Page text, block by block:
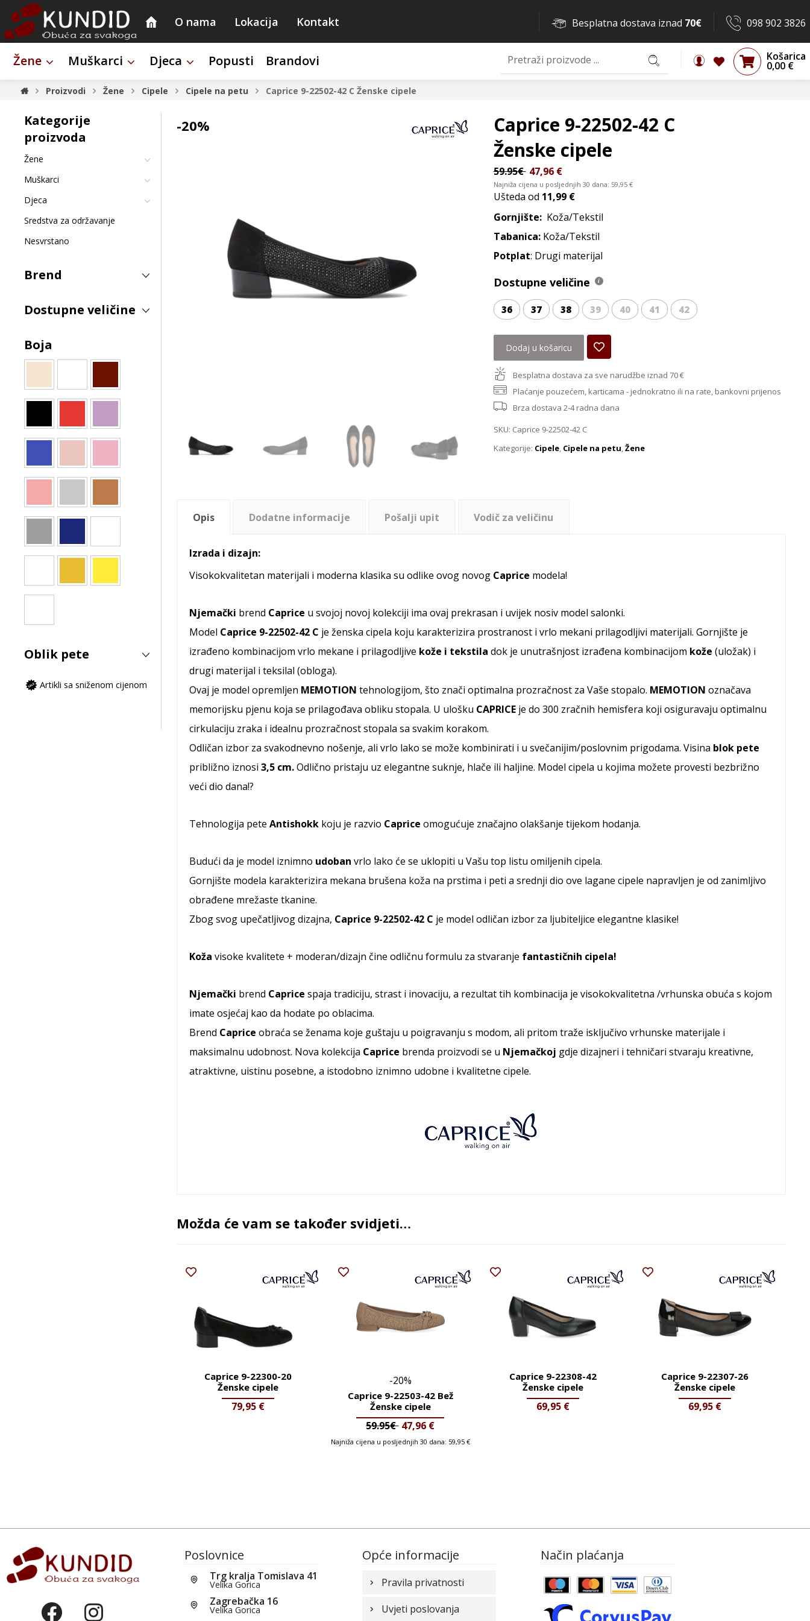
O nama Lokacija Kontakt 098 902 3826
Besplatna dostava iznad 70€
Žene Muškarci Djeca Popusti Brandovi Košarica
0,00 €
Proizvodi Žene Cipele Cipele na petu Caprice 9-22502-42 C Ženske cipele
-20%
Caprice 9-22502-42 C
Ženske cipele
59.95€ 47,96 €
Najniža cijena u posljednjih 30 dana: 59,95 €
Ušteda od 11,99 €
Gornjište:Koža/Tekstil
Tabanica:Koža/Tekstil
Potplat: Drugi materijal
Dostupne veličine
36 37 38 39 40 41 42
Dodaj u košaricu
Besplatna dostava za sve narudžbe iznad 70 €
Plaćanje pouzećem, karticama - jednokratno ili na rate, bankovni prijenos
Brza dostava 2-4 radna dana
SKU: Caprice 9-22502-42 C
Kategorije: Cipele, Cipele na petu,Žene
Opis Dodatne informacije Pošalji upit Vodič za veličinu
Izrada i dizajn:
Visokokvalitetan materijali i moderna klasika su odlike ovog novog Caprice modela!
Njemački brend Caprice u svojoj novoj kolekciji ima ovaj prekrasan i uvijek nosiv model salonki.
Model Caprice 9-22502-42 C je ženska cipela koju karakterizira prostranost i vrlo mekani prilagodljivi materijali. Gornjište je
izrađeno kombinacijom vrlo mekane i prilagodljive kože i tekstila dok je unutrašnjost izrađena kombinacijom kože (uložak) i
drugi materijal i teksilal (obloga).
Ovaj je model opremljen MEMOTION tehnologijom, što znači optimalna prozračnost za Vaše stopalo. MEMOTION označava
memorijsku pjenu koja se prilagođava obliku stopala. U ulošku CAPRICEje do 300 zračnih hemisfera koji osiguravaju optimalnu
cirkulaciju zraka i idealnu prozračnost stopala sa svakim korakom.
Odličan izbor za svakodnevno nošenje, ali vrlo lako se može kombinirati i u svečanijim/poslovnim prigodama. Visina blok pete
približno iznosi 3,5 cm.Odlično pristaju uz elegantne suknje, hlače ili haljine. Model cipela u kojima možete provesti bezbrižno
veći dio dana!?
Tehnologija pete Antishokkkoju je razvio Caprice omogućuje značajno olakšanje tijekom hodanja.
Budući da je model iznimno udoban vrlo lako će se uklopiti u Vašu top listu omiljenih cipela.
Gornjište modela karakterizira mekana brušena koža na prstima i peti a srednji dio ove lagane cipele napravljen je od zanimljivo
obrađene mrežaste tkanine.
Zbog svog upečatljivog dizajna, Caprice 9-22502-42 C je model odličan izbor za ljubiteljice elegantne klasike!
Koža visoke kvalitete + moderan/dizajn čine odličnu formulu za stvaranje fantastičnih cipela!
Njemački brend Caprice spaja tradiciju, strast i inovaciju, a rezultat tih kombinacija je visokokvalitetna /vrhunska obuća s kojom
imate osjećaj kao da hodate po oblacima.
Brend Caprice obraća se ženama koje guštaju u poigravanju s modom, ali pritom traže isključivo vrhunske materijale i
maksimalnu udobnost. Nova kolekcija Caprice brenda proizvodi se u Njemačkoj gdje dizajneri i tehničari stvaraju kreativne,
atraktivne, uistinu posebne, a istodobno iznimno udobne i kvalitetne cipele.
Možda će vam se također svidjeti…
Caprice 9-22300-20
Ženske cipele
79,95 €
-20%
Caprice 9-22503-42 Bež
Ženske cipele
59.95€ 47,96 €
Najniža cijena u posljednjih 30 dana: 59,95 €
Caprice 9-22308-42
Ženske cipele
69,95 €
Caprice 9-22307-26
Ženske cipele
69,95 €
Kategorije
proizvoda
Žene
Muškarci
Djeca
Sredstva za održavanje
Nesvrstano
Brend
Dostupne veličine
Boja
Oblik pete
Artikli sa sniženom cijenom
Poslovnice
Trg kralja Tomislava 41
Velika Gorica
Zagrebačka 16
Velika Gorica
Opće informacije
Pravila privatnosti
Uvjeti poslovanja
Način plaćanja